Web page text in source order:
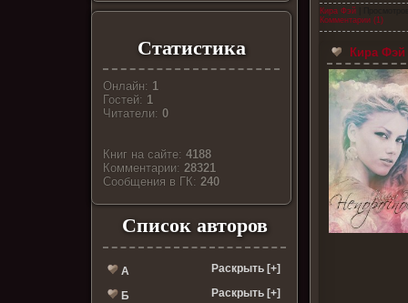
Статистика
Онлайн: 1
Гостей: 1
Читатели:0
Книг на сайте:4188
Комментарии:28321
Cообщения в ГК:240
Список авторов
А Раскрыть [+]
Б Раскрыть [+]
Кира Фэй
Комментарии (1)
Кира Фэй